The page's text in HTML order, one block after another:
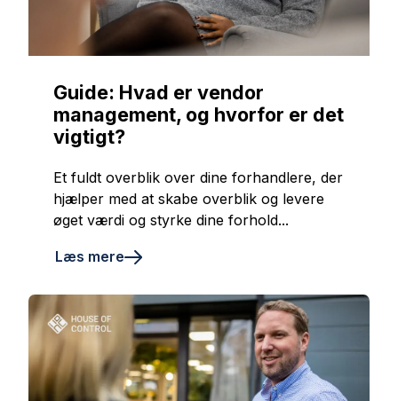
Guide: Hvad er vendor
management, og hvorfor er det
vigtigt?
Et fuldt overblik over dine forhandlere, der
hjælper med at skabe overblik og levere
øget værdi og styrke dine forhold...
Læs mere